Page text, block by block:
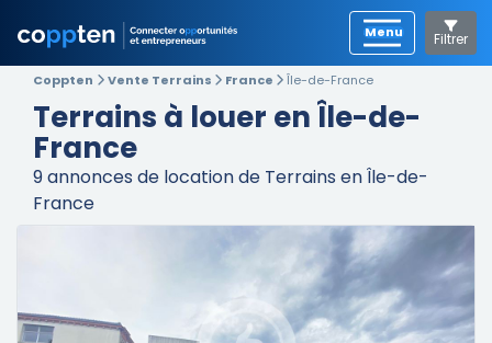
Filtrer
Coppten Vente Terrains France Île-de-France
Terrains à louer en Île-de-
France
9annonces de location de Terrains en Île-de-
France